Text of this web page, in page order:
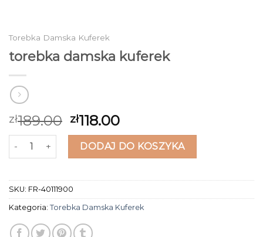
Torebka Damska Kuferek
torebka damska kuferek
zł189.00 zł118.00
ilość torebka damska kuferekDODAJ DO KOSZYKA
SKU: FR-40111900
Kategoria: Torebka Damska Kuferek